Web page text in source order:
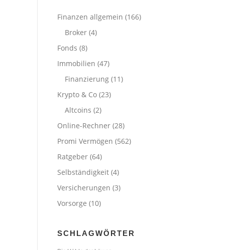
Finanzen allgemein (166)
Broker (4)
Fonds (8)
Immobilien (47)
Finanzierung (11)
Krypto & Co (23)
Altcoins (2)
Online-Rechner (28)
Promi Vermögen (562)
Ratgeber (64)
Selbständigkeit (4)
Versicherungen (3)
Vorsorge (10)
SCHLAGWÖRTER